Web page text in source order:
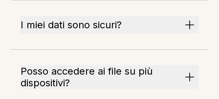
I miei dati sono sicuri?
Posso accedere ai file su più
dispositivi?